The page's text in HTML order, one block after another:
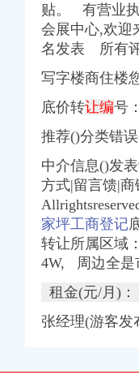
师事务所法律咨询—
洗保洁公司价格
址变更】-重庆赶集网
分理处
分理处
公司重庆代理记账
务-爱喇叭网
工商代理/注册公司/
息_诉讼信息_财务信
时间（图）-重庆
服务招标公告-中国采
商务网资讯
洗保洁公司价格
贴。 有营业
会展中心,欢
名发表 所有
写字楼商住楼
底价转让编号
推荐()分类错
中介信息()发
方式|留言馈|商
家坪工商登记
转让所属区域
4W, 周边全是
租金(元/月)：
张经理(游客发